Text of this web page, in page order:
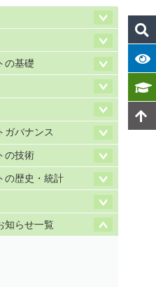
の基礎
ガバナンス
の技術
の歴史・統計
知らせ一覧